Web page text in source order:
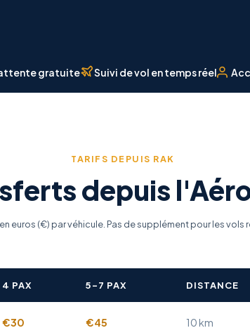
gratuite Suivi de vol en temps réel
TARIFS DEPUIS RAK
depuis
euros (€) par véhicule. Pas de supplément pour les vols
4 PAX 5–7 PAX DISTANCE
€30 €45 10 km